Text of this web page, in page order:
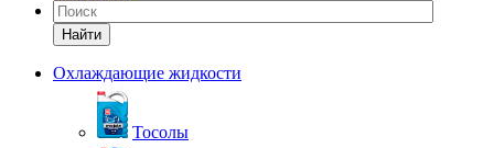
Найти
Охлаждающие жидкости
Тосолы